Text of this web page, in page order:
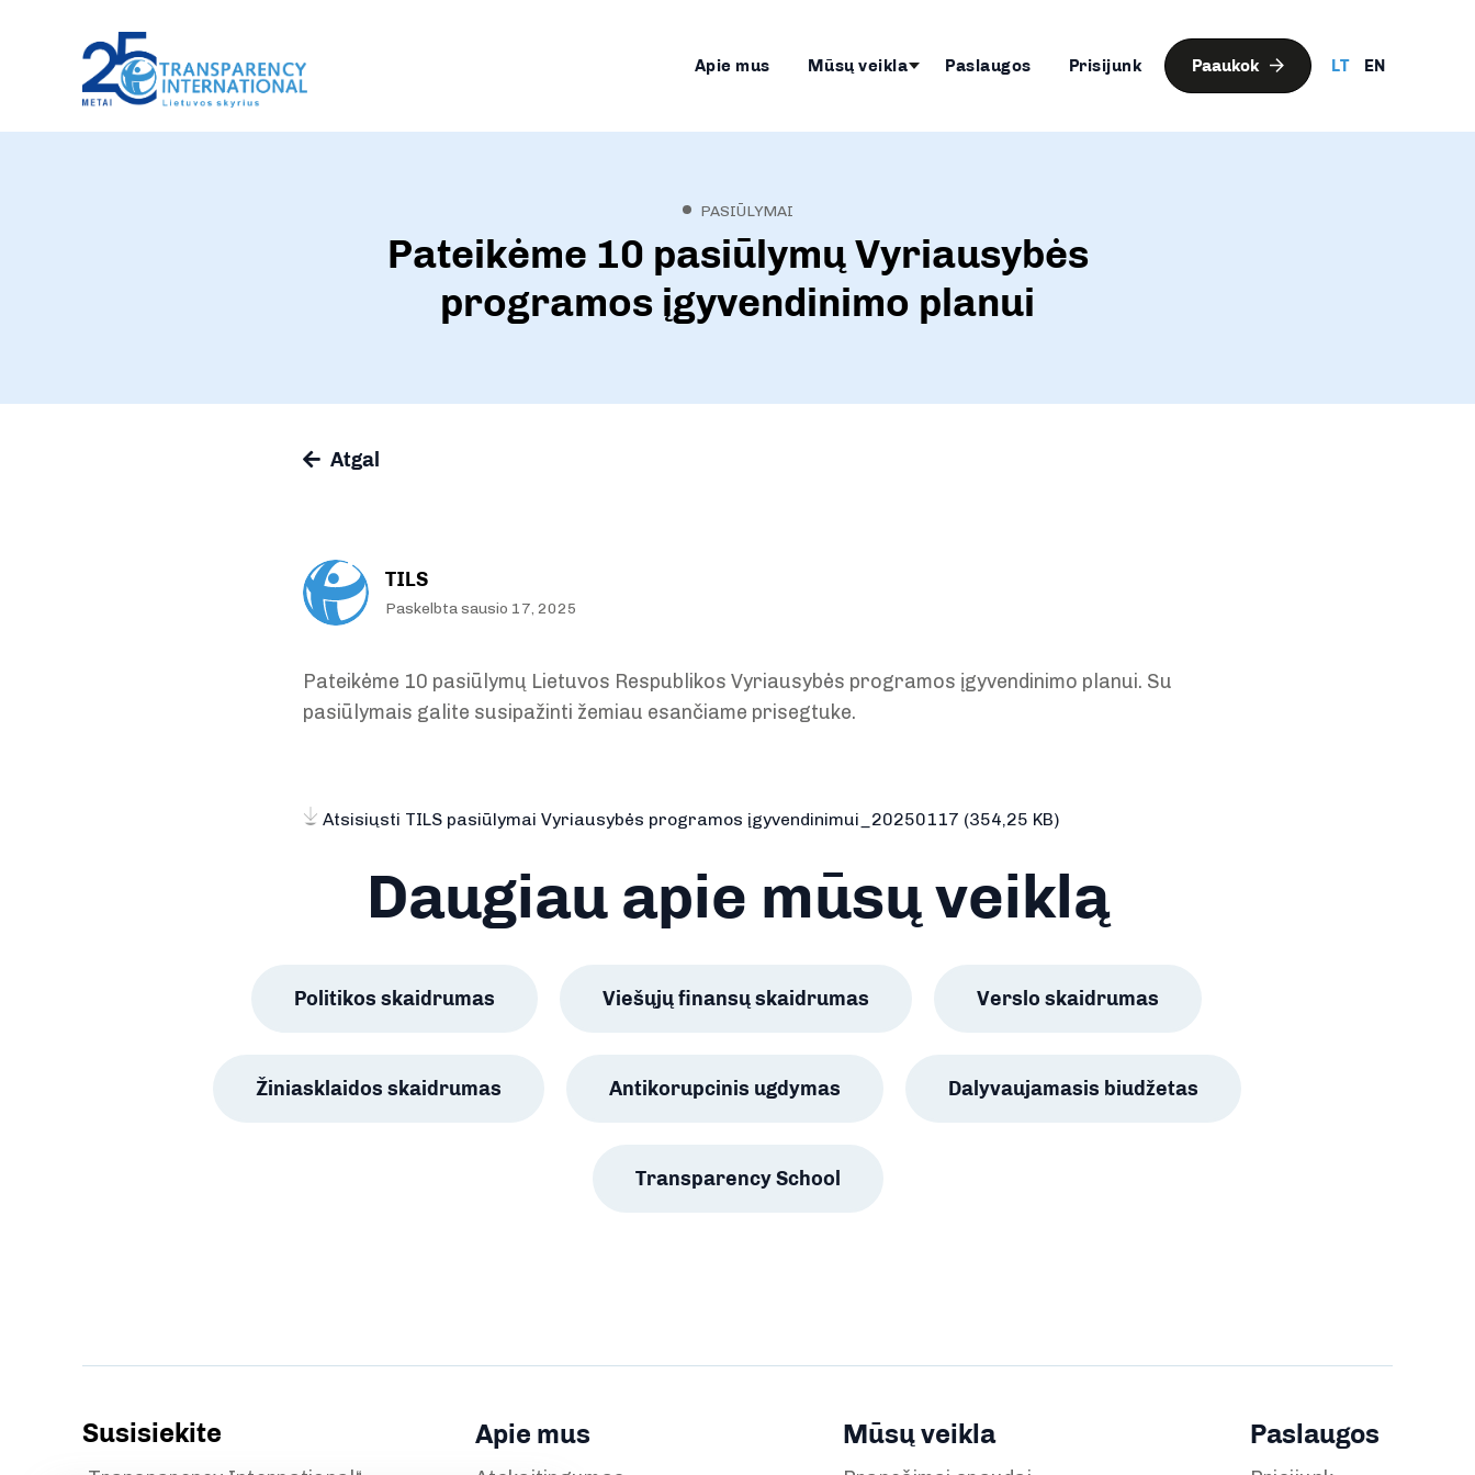
Apie mus Mūsų veikla Paslaugos Prisijunk Paaukok LT EN
PASIŪLYMAI
Pateikėme 10 pasiūlymų Vyriausybės
programos įgyvendinimo planui
Atgal
TILS
Paskelbta sausio 17, 2025
Pateikėme 10 pasiūlymų Lietuvos Respublikos Vyriausybės programos įgyvendinimo planui. Su
pasiūlymais galite susipažinti žemiau esančiame prisegtuke.
Atsisiųsti TILS pasiūlymai Vyriausybės programos įgyvendinimui_20250117 (354,25 KB)
Daugiau apie mūsų veiklą
Politikos skaidrumas Viešųjų finansų skaidrumas Verslo skaidrumas
Žiniasklaidos skaidrumas Antikorupcinis ugdymas Dalyvaujamasis biudžetas
Transparency School
Susisiekite Apie mus Mūsų veikla Paslaugos